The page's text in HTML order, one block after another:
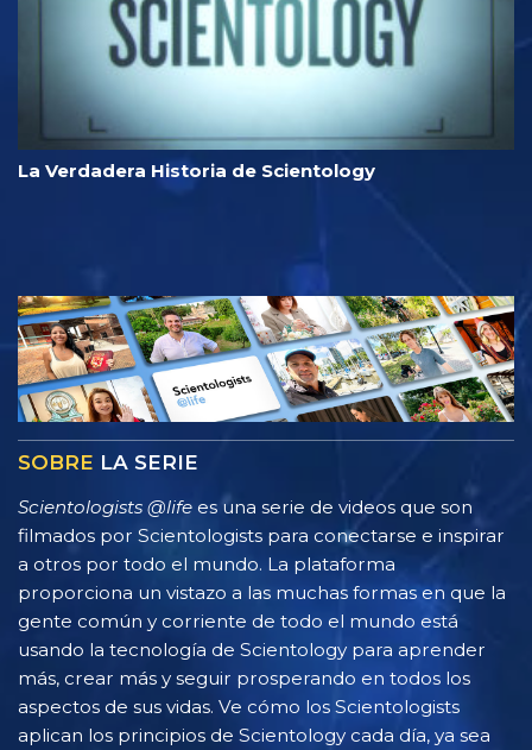
La Verdadera Historia de Scientology
SOBRE LA SERIE
Scientologists @life es una serie de videos que son
filmados por Scientologists para conectarse e inspirar
a otros por todo el mundo. La plataforma
proporciona un vistazo a las muchas formas en que la
gente común y corriente de todo el mundo está
usando la tecnología de Scientology para aprender
más, crear más y seguir prosperando en todos los
aspectos de sus vidas. Ve cómo los Scientologists
aplican los principios de Scientology cada día, ya sea